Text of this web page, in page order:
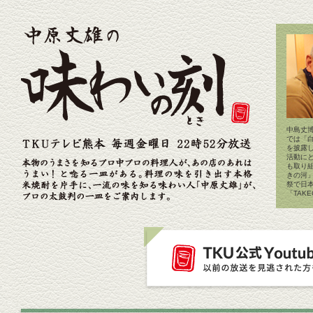
中島丈
では「
を披露
活動に
も取り
きの河
祭で日
「